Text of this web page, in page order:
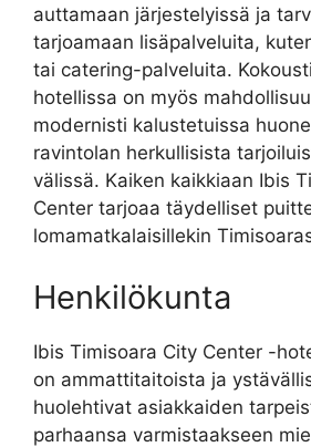
auttamaan järjestelyissä ja
tarjoamaan lisäpalveluita,
tai catering-palveluita.
hotellissa on myös
modernisti kalustetuissa
ravintolan herkullisista
välissä. Kaiken kaikkiaan Ibis
Center tarjoaa täydelliset
lomamatkalaisillekin
Henkilökunta
Ibis Timisoara City Center -
on ammattitaitoista ja
huolehtivat asiakkaiden
parhaansa varmistaakseen